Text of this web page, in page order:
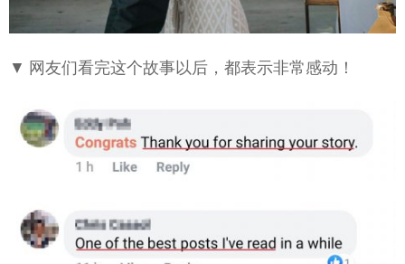
▼ 网友们看完这个故事以后，都表示非常感动！